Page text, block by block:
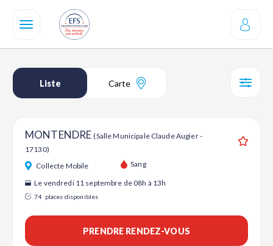
contenu
Liste Carte
MONTENDRE(Salle Municipale Claude Augier -
17130)
Collecte Mobile Sang
Le vendredi 11 septembre de 08h à 13h
74 places disponibles
PRENDRE RENDEZ-VOUS